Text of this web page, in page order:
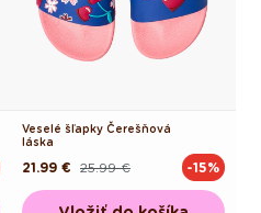
Veselé šľapky Čerešňová
láska
Pôvodná25.99 €
Akciová
21.99 € -15%